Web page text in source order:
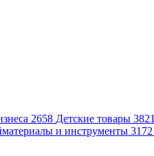
2658 Детские товары 3821
и инструменты 3172